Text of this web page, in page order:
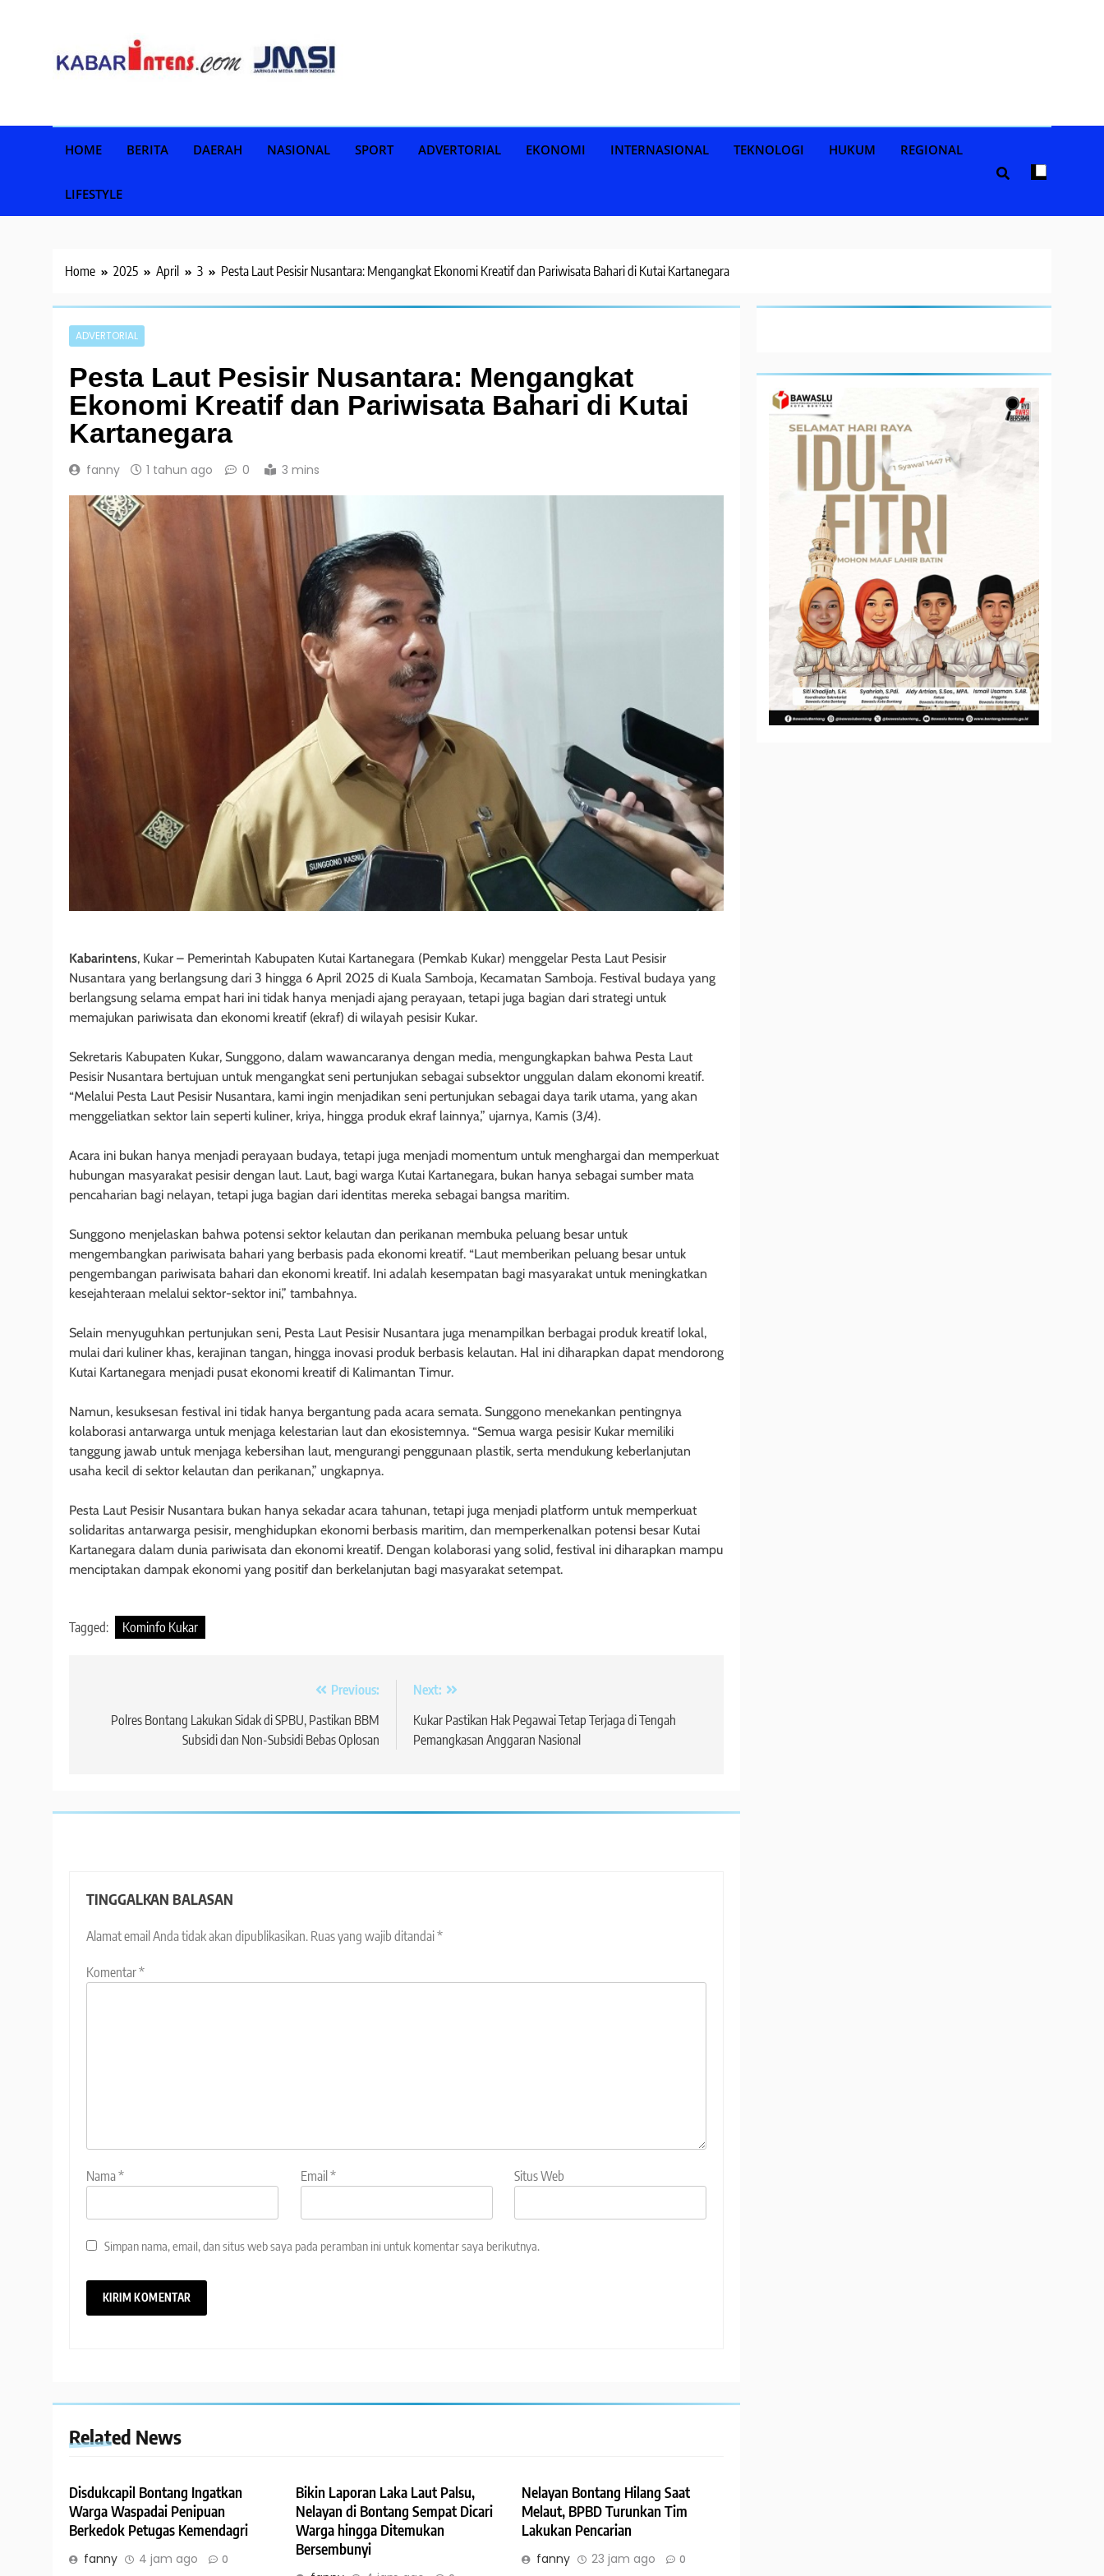
HOME BERITA DAERAH NASIONAL SPORT ADVERTORIAL EKONOMI INTERNASIONAL TEKNOLOGI HUKUM REGIONAL
LIFESTYLE
Home 2025 April 3 Pesta Laut Pesisir Nusantara: Mengangkat Ekonomi Kreatif dan Pariwisata Bahari di Kutai Kartanegara
ADVERTORIAL
Pesta Laut Pesisir Nusantara: Mengangkat
Ekonomi Kreatif dan Pariwisata Bahari di Kutai
Kartanegara
fanny 1 tahun ago 0 3 mins
Kabarintens, Kukar – Pemerintah Kabupaten Kutai Kartanegara (Pemkab Kukar) menggelar Pesta Laut Pesisir
Nusantara yang berlangsung dari 3 hingga 6 April 2025 di Kuala Samboja, Kecamatan Samboja. Festival budaya yang
berlangsung selama empat hari ini tidak hanya menjadi ajang perayaan, tetapi juga bagian dari strategi untuk
memajukan pariwisata dan ekonomi kreatif (ekraf) di wilayah pesisir Kukar.
Sekretaris Kabupaten Kukar, Sunggono, dalam wawancaranya dengan media, mengungkapkan bahwa Pesta Laut
Pesisir Nusantara bertujuan untuk mengangkat seni pertunjukan sebagai subsektor unggulan dalam ekonomi kreatif.
“Melalui Pesta Laut Pesisir Nusantara, kami ingin menjadikan seni pertunjukan sebagai daya tarik utama, yang akan
menggeliatkan sektor lain seperti kuliner, kriya, hingga produk ekraf lainnya,” ujarnya, Kamis (3/4).
Acara ini bukan hanya menjadi perayaan budaya, tetapi juga menjadi momentum untuk menghargai dan memperkuat
hubungan masyarakat pesisir dengan laut. Laut, bagi warga Kutai Kartanegara, bukan hanya sebagai sumber mata
pencaharian bagi nelayan, tetapi juga bagian dari identitas mereka sebagai bangsa maritim.
Sunggono menjelaskan bahwa potensi sektor kelautan dan perikanan membuka peluang besar untuk
mengembangkan pariwisata bahari yang berbasis pada ekonomi kreatif. “Laut memberikan peluang besar untuk
pengembangan pariwisata bahari dan ekonomi kreatif. Ini adalah kesempatan bagi masyarakat untuk meningkatkan
kesejahteraan melalui sektor-sektor ini,” tambahnya.
Selain menyuguhkan pertunjukan seni, Pesta Laut Pesisir Nusantara juga menampilkan berbagai produk kreatif lokal,
mulai dari kuliner khas, kerajinan tangan, hingga inovasi produk berbasis kelautan. Hal ini diharapkan dapat mendorong
Kutai Kartanegara menjadi pusat ekonomi kreatif di Kalimantan Timur.
Namun, kesuksesan festival ini tidak hanya bergantung pada acara semata. Sunggono menekankan pentingnya
kolaborasi antarwarga untuk menjaga kelestarian laut dan ekosistemnya. “Semua warga pesisir Kukar memiliki
tanggung jawab untuk menjaga kebersihan laut, mengurangi penggunaan plastik, serta mendukung keberlanjutan
usaha kecil di sektor kelautan dan perikanan,” ungkapnya.
Pesta Laut Pesisir Nusantara bukan hanya sekadar acara tahunan, tetapi juga menjadi platform untuk memperkuat
solidaritas antarwarga pesisir, menghidupkan ekonomi berbasis maritim, dan memperkenalkan potensi besar Kutai
Kartanegara dalam dunia pariwisata dan ekonomi kreatif. Dengan kolaborasi yang solid, festival ini diharapkan mampu
menciptakan dampak ekonomi yang positif dan berkelanjutan bagi masyarakat setempat.
Tagged: Kominfo Kukar
pos
Previous:
Polres Bontang Lakukan Sidak di SPBU, Pastikan BBM
Subsidi dan Non-Subsidi Bebas Oplosan
Next:
Kukar Pastikan Hak Pegawai Tetap Terjaga di Tengah
Pemangkasan Anggaran Nasional
TINGGALKAN BALASAN
Alamat email Anda tidak akan dipublikasikan. Ruas yang wajib ditandai*
Komentar*
Nama* Email* Situs Web
Simpan nama, email, dan situs web saya pada peramban ini untuk komentar saya berikutnya.
Related News
Disdukcapil Bontang Ingatkan
Warga Waspadai Penipuan
Berkedok Petugas Kemendagri
fanny 4 jam ago 0
Bikin Laporan Laka Laut Palsu,
Nelayan di Bontang Sempat Dicari
Warga hingga Ditemukan
Bersembunyi
Nelayan Bontang Hilang Saat
Melaut, BPBD Turunkan Tim
Lakukan Pencarian
fanny 23 jam ago 0